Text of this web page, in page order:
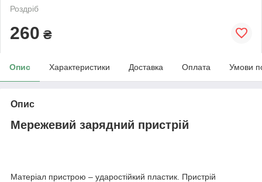
Роздріб
260 ₴
Опис Характеристики Доставка Оплата Умови
Опис
Мережевий зарядний пристрій
Матеріал пристрою – ударостійкий пластик. Пристрій